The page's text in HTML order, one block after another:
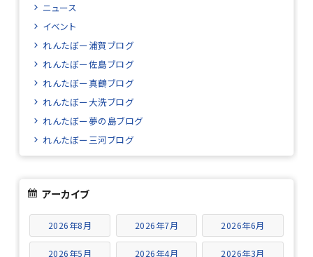
ニュース
イベント
れんたぼー浦賀ブログ
れんたぼー佐島ブログ
れんたぼー真鶴ブログ
れんたぼー大洗ブログ
れんたぼー夢の島ブログ
れんたぼー三河ブログ
アーカイブ
2026年8月 2026年7月 2026年6月
2026年5月 2026年4月 2026年3月